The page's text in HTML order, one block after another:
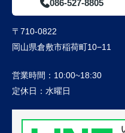
086-527-8805
〒710-0822
岡山県倉敷市稲荷町10−11
営業時間： 10:00~18:30
定休日： 水曜日